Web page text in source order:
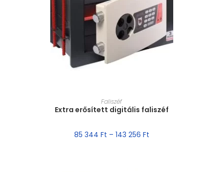
MÉRET VÁLASZTÁSA
Faliszéf
Extra erősített digitális faliszéf
85 344 Ft – 143 256 Ft